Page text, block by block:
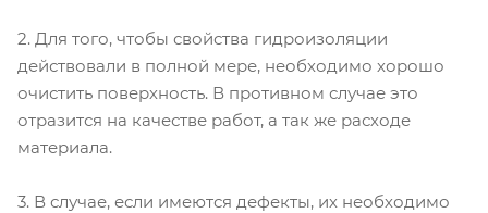
2. Для того, чтобы свойства гидроизоляции
действовали в полной мере, необходимо хорошо
очистить поверхность. В противном случае это
отразится на качестве работ, а так же расходе
материала.
3. В случае, если имеются дефекты, их необходимо